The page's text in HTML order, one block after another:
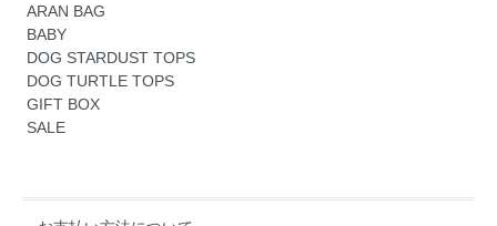
ARAN BAG
BABY
DOG STARDUST TOPS
DOG TURTLE TOPS
GIFT BOX
SALE